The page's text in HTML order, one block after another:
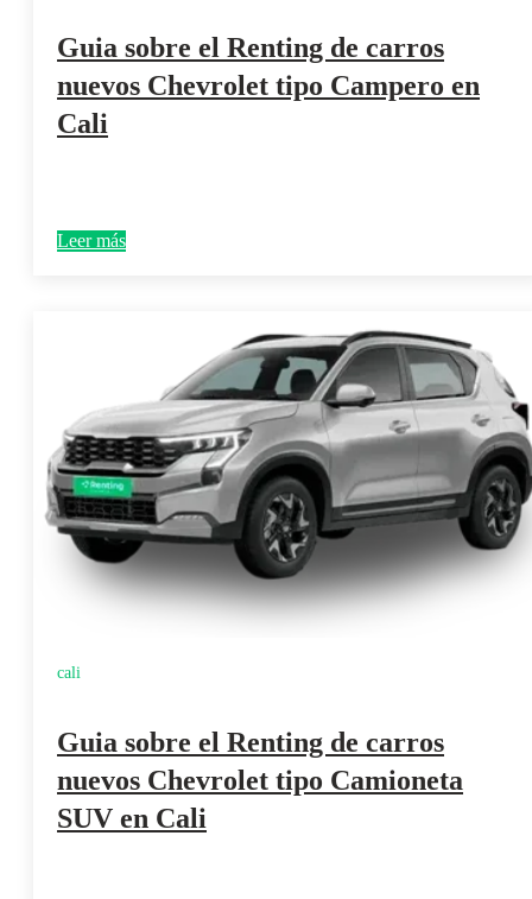
Guia sobre el Renting de carros
nuevos Chevrolet tipo Campero en
Cali
Leer más
cali
Guia sobre el Renting de carros
nuevos Chevrolet tipo Camioneta
SUV en Cali